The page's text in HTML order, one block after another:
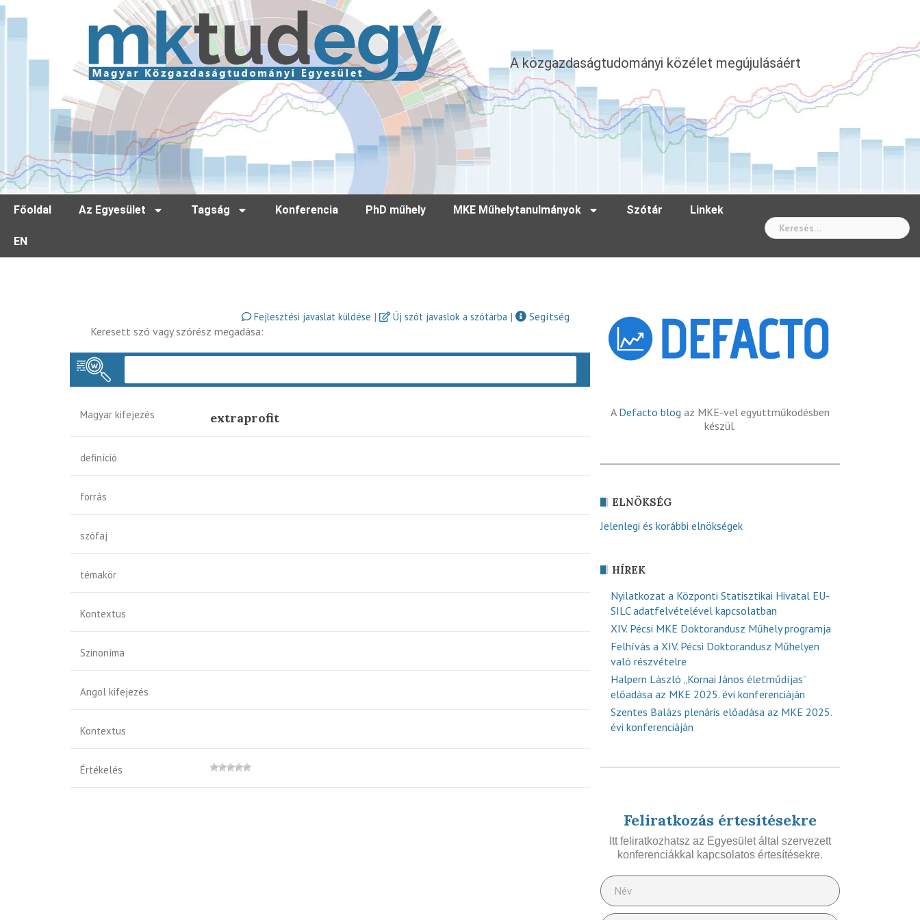
A közgazdaságtudományi közélet megújulásáért
Főoldal Az Egyesület Tagság Konferencia PhD műhely MKE Műhelytanulmányok Szótár Linkek
EN
Fejlesztési javaslat küldése | Új szót javaslok a szótárba |
Segítség
Keresett szó vagy szórész megadása:
Magyar kifejezés extraprofit
definíció
forrás
szófaj
témakör
Kontextus
Szinoníma
Angol kifejezés
Kontextus
Értékelés
A Defacto blog az MKE-vel együttműködésben
készül.
ELNÖKSÉG
Jelenlegi és korábbi elnökségek
HÍREK
Nyilatkozat a Központi Statisztikai Hivatal EU-
SILC adatfelvételével kapcsolatban
XIV. Pécsi MKE Doktorandusz Műhely programja
Felhívás a XIV. Pécsi Doktorandusz Műhelyen
való részvételre
Halpern László „Kornai János életműdíjas”
előadása az MKE 2025. évi konferenciáján
Szentes Balázs plenáris előadása az MKE 2025.
évi konferenciáján
Feliratkozás értesítésekre
Itt feliratkozhatsz az Egyesület által szervezett
konferenciákkal kapcsolatos értesítésekre.